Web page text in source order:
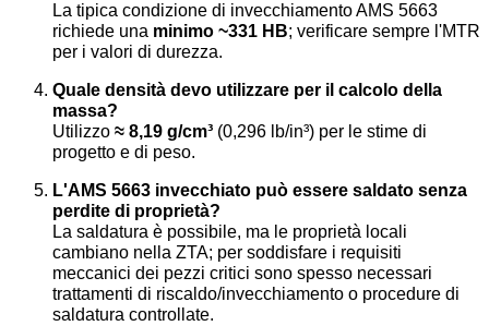
La tipica condizione di invecchiamento AMS 5663
richiede una minimo ~331 HB; verificare sempre l'MTR
per i valori di durezza.
Quale densità devo utilizzare per il calcolo della
massa?
Utilizzo ≈ 8,19 g/cm³ (0,296 lb/in³) per le stime di
progetto e di peso.
L'AMS 5663 invecchiato può essere saldato senza
perdite di proprietà?
La saldatura è possibile, ma le proprietà locali
cambiano nella ZTA; per soddisfare i requisiti
meccanici dei pezzi critici sono spesso necessari
trattamenti di riscaldo/invecchiamento o procedure di
saldatura controllate.